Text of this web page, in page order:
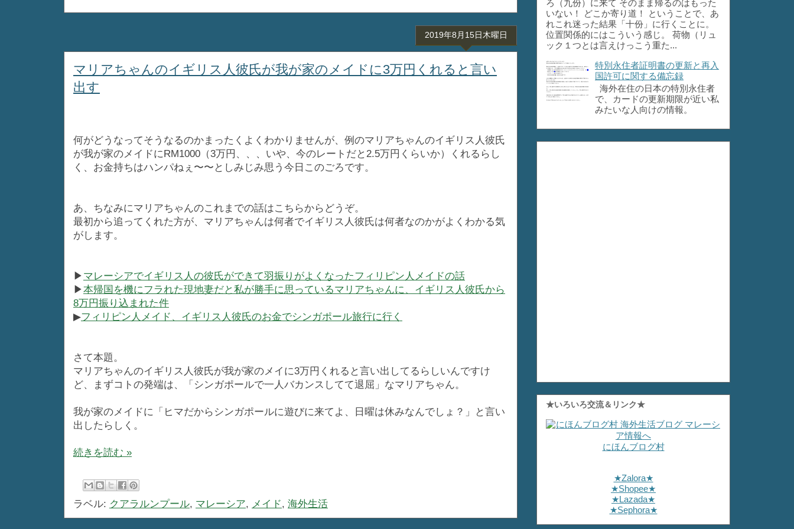
2019年8月15日木曜日
マリアちゃんのイギリス人彼氏が我が家のメイドに3万円くれると言い
出す
何がどうなってそうなるのかまったくよくわかりませんが、例のマリアちゃんのイギリス人彼氏
が我が家のメイドにRM1000（3万円、、、いや、今のレートだと2.5万円くらいか）くれるらし
く、お金持ちはハンパねぇ〜〜としみじみ思う今日このごろです。
あ、ちなみにマリアちゃんのこれまでの話はこちらからどうぞ。
最初から追ってくれた方が、マリアちゃんは何者でイギリス人彼氏は何者なのかがよくわかる気
がします。
▶ マレーシアでイギリス人の彼氏ができて羽振りがよくなったフィリピン人メイドの話
▶本帰国を機にフラれた現地妻だと私が勝手に思っているマリアちゃんに、イギリス人彼氏から
8万円振り込まれた件
▶フィリピン人メイド、イギリス人彼氏のお金でシンガポール旅行に行く
さて本題。
マリアちゃんのイギリス人彼氏が我が家のメイに3万円くれると言い出してるらしいんですけ
ど、まずコトの発端は、「シンガポールで一人バカンスしてて退屈」なマリアちゃん。
我が家のメイドに「ヒマだからシンガポールに遊びに来てよ、日曜は休みなんでしょ？」と言い
出したらしく。
続きを読む »
ラベル: クアラルンプール, マレーシア, メイド, 海外生活
ろ（九份）に来て そのまま帰るのはもった
いない！ どこか寄り道！ ということで、あ
れこれ迷った結果「十份」に行くことに。
位置関係的にはこういう感じ。 荷物（リュ
ック１つとは言えけっこう重た...
特別永住者証明書の更新と再入
国許可に関する備忘録
海外在住の日本の特別永住者
で、カードの更新期限が近い私
みたいな人向けの情報。
★いろいろ交流＆リンク★
にほんブログ村
★Zalora★
★Shopee★
★Lazada★
★Sephora★